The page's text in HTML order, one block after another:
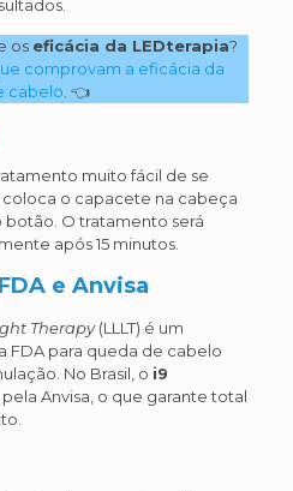
os eficácia da LEDterapia?
comprovam a eficácia da
cabelo . 👈
muito fácil de se
o capacete na cabeça
O tratamento será
após 15 minutos.
e Anvisa
Therapy(LLLT) é um
para queda de cabelo
No Brasil, o i9
Anvisa, o que garante total